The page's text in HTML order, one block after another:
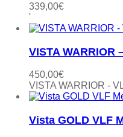
339,00€
'
VISTA WARRIOR
450,00€
VISTA WARRIOR -
Vista GOLD VLF